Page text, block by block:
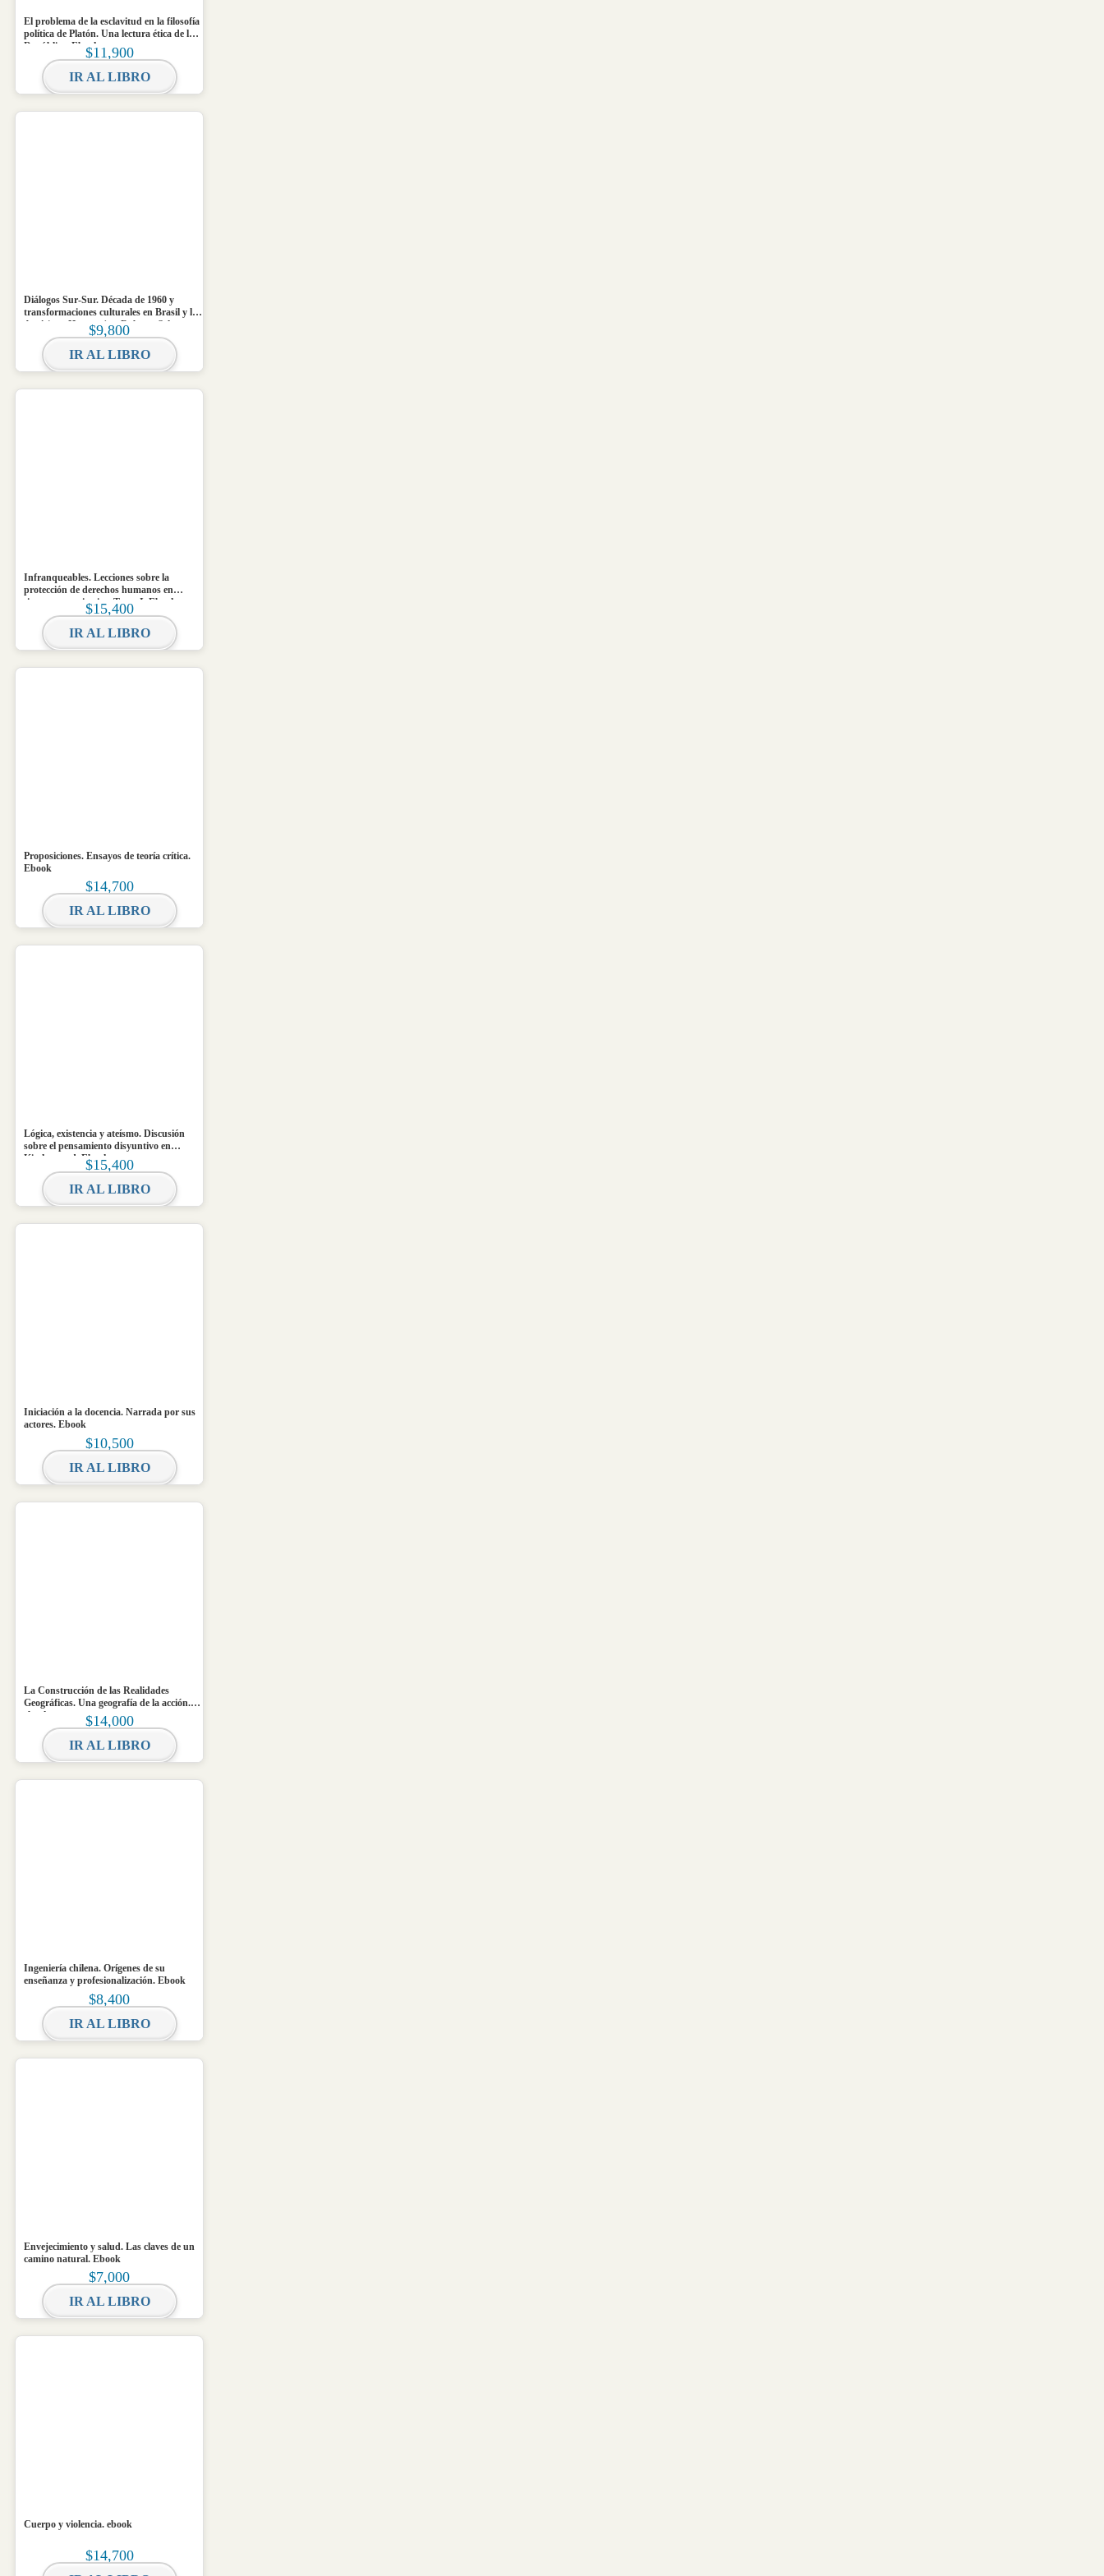
El problema de la esclavitud en la filosofía
política de Platón. Una lectura ética de la
República. Ebook
$11,900
IR AL LIBRO
Diálogos Sur-Sur. Década de 1960 y
transformaciones culturales en Brasil y las
Américas. Homenaje a Roberto Schwarz.
$9,800
IR AL LIBRO
Infranqueables. Lecciones sobre la
protección de derechos humanos en
tiempos autoritarios. Tomo I. Ebook
$15,400
IR AL LIBRO
Proposiciones. Ensayos de teoría crítica.
Ebook
$14,700
IR AL LIBRO
Lógica, existencia y ateísmo. Discusión
sobre el pensamiento disyuntivo en
Kierkegaard. Ebook
$15,400
IR AL LIBRO
Iniciación a la docencia. Narrada por sus
actores. Ebook
$10,500
IR AL LIBRO
La Construcción de las Realidades
Geográficas. Una geografía de la acción.
ebook
$14,000
IR AL LIBRO
Ingeniería chilena. Orígenes de su
enseñanza y profesionalización. Ebook
$8,400
IR AL LIBRO
Envejecimiento y salud. Las claves de un
camino natural. Ebook
$7,000
IR AL LIBRO
Cuerpo y violencia. ebook
$14,700